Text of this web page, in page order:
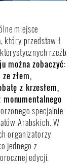
miejsce
, który przedstawił
rzeźb
można zobaczyć:
złem,
z krzesłem,
monumentalnego
specjalnie
Arabskich. W
organizatorzy
jednego z
edycji.